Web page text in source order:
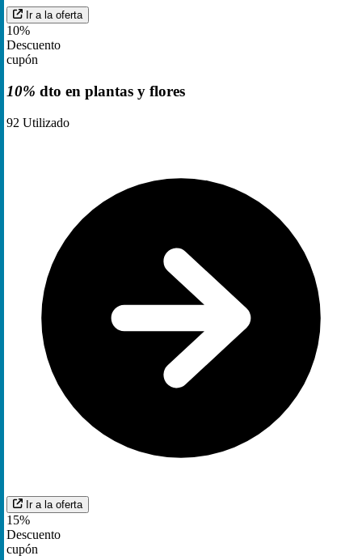
Ir a la oferta
10%
Descuento
cupón
10% dto en plantas y flores
92 Utilizado
Ir a la oferta
15%
Descuento
cupón